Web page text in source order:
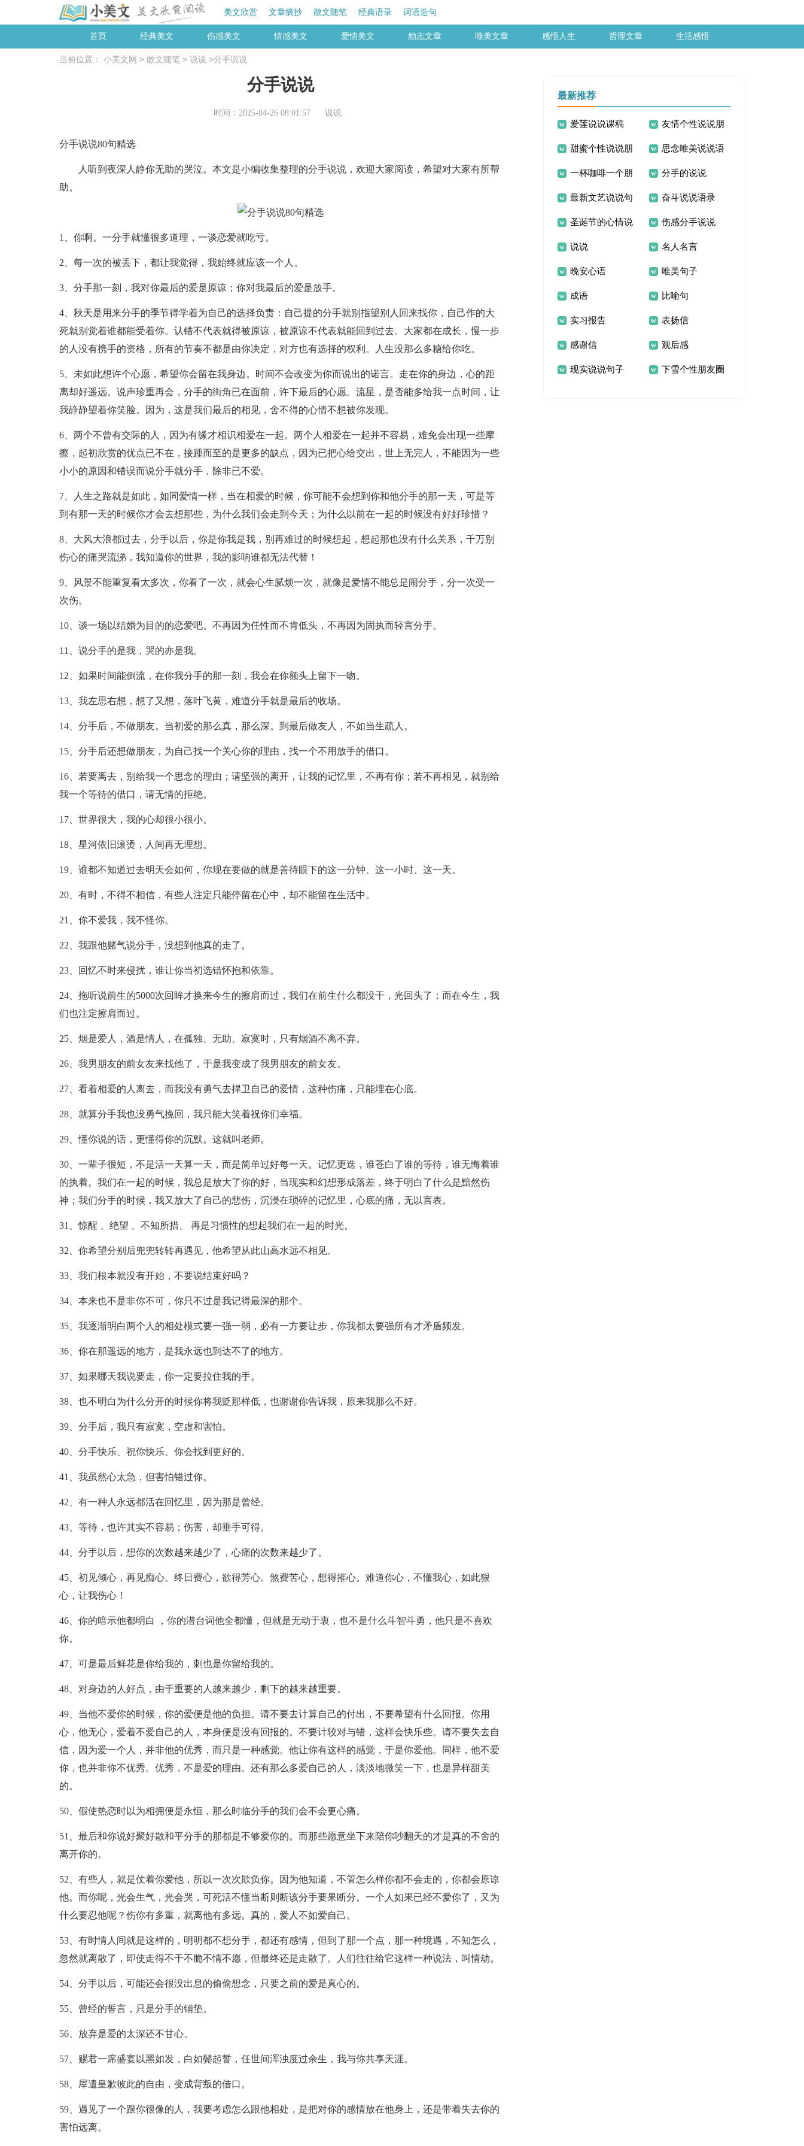
美文欣赏 文章摘抄 散文随笔 经典语录 词语造句
首页 经典美文 伤感美文 情感美文 爱情美文 励志文章 唯美文章 感悟人生 哲理文章 生活感悟
当前位置： 小美文网 > 散文随笔 > 说说 >分手说说
分手说说
时间：2025-04-26 08:01:57 说说
分手说说80句精选
人听到夜深人静你无助的哭泣。本文是小编收集整理的分手说说，欢迎大家阅读，希望对大家有所帮
助。
1、你啊。一分手就懂很多道理，一谈恋爱就吃亏。
2、每一次的被丢下，都让我觉得，我始终就应该一个人。
3、分手那一刻，我对你最后的爱是原谅；你对我最后的爱是放手。
4、秋天是用来分手的季节得学着为自己的选择负责：自己提的分手就别指望别人回来找你，自己作的大
死就别觉着谁都能受着你。认错不代表就得被原谅，被原谅不代表就能回到过去。大家都在成长，慢一步
的人没有携手的资格，所有的节奏不都是由你决定，对方也有选择的权利。人生没那么多糖给你吃。
5、未如此想许个心愿，希望你会留在我身边。时间不会改变为你而说出的诺言。走在你的身边，心的距
离却好遥远。说声珍重再会，分手的街角已在面前，许下最后的心愿。流星，是否能多给我一点时间，让
我静静望着你笑脸。因为，这是我们最后的相见，舍不得的心情不想被你发现。
6、两个不曾有交际的人，因为有缘才相识相爱在一起。两个人相爱在一起并不容易，难免会出现一些摩
擦，起初欣赏的优点已不在，接踵而至的是更多的缺点，因为已把心给交出，世上无完人，不能因为一些
小小的原因和错误而说分手就分手，除非已不爱。
7、人生之路就是如此，如同爱情一样，当在相爱的时候，你可能不会想到你和他分手的那一天，可是等
到有那一天的时候你才会去想那些，为什么我们会走到今天；为什么以前在一起的时候没有好好珍惜？
8、大风大浪都过去，分手以后，你是你我是我，别再难过的时候想起，想起那也没有什么关系，千万别
伤心的痛哭流涕，我知道你的世界，我的影响谁都无法代替！
9、风景不能重复看太多次，你看了一次，就会心生腻烦一次，就像是爱情不能总是闹分手，分一次受一
次伤。
10、谈一场以结婚为目的的恋爱吧。不再因为任性而不肯低头，不再因为固执而轻言分手。
11、说分手的是我，哭的亦是我。
12、如果时间能倒流，在你我分手的那一刻，我会在你额头上留下一吻。
13、我左思右想，想了又想，落叶飞黄，难道分手就是最后的收场。
14、分手后，不做朋友。当初爱的那么真，那么深。到最后做友人，不如当生疏人。
15、分手后还想做朋友，为自己找一个关心你的理由，找一个不用放手的借口。
16、若要离去，别给我一个思念的理由；请坚强的离开，让我的记忆里，不再有你；若不再相见，就别给
我一个等待的借口，请无情的拒绝。
17、世界很大，我的心却很小很小。
18、星河依旧滚烫，人间再无理想。
19、谁都不知道过去明天会如何，你现在要做的就是善待眼下的这一分钟、这一小时、这一天。
20、有时，不得不相信，有些人注定只能停留在心中，却不能留在生活中。
21、你不爱我，我不怪你。
22、我跟他赌气说分手，没想到他真的走了。
23、回忆不时来侵扰，谁让你当初选错怀抱和依靠。
24、拖听说前生的5000次回眸才换来今生的擦肩而过，我们在前生什么都没干，光回头了；而在今生，我
们也注定擦肩而过。
25、烟是爱人，酒是情人，在孤独、无助、寂寞时，只有烟酒不离不弃。
26、我男朋友的前女友来找他了，于是我变成了我男朋友的前女友。
27、看着相爱的人离去，而我没有勇气去捍卫自己的爱情，这种伤痛，只能埋在心底。
28、就算分手我也没勇气挽回，我只能大笑着祝你们幸福。
29、懂你说的话，更懂得你的沉默。这就叫老师。
30、一辈子很短，不是活一天算一天，而是简单过好每一天。记忆更迭，谁苍白了谁的等待，谁无悔着谁
的执着。我们在一起的时候，我总是放大了你的好，当现实和幻想形成落差，终于明白了什么是黯然伤
神；我们分手的时候，我又放大了自己的悲伤，沉浸在琐碎的记忆里，心底的痛，无以言表。
31、惊醒 、绝望 、不知所措、 再是习惯性的想起我们在一起的时光。
32、你希望分别后兜兜转转再遇见，他希望从此山高水远不相见。
33、我们根本就没有开始，不要说结束好吗？
34、本来也不是非你不可，你只不过是我记得最深的那个。
35、我逐渐明白两个人的相处模式要一强一弱，必有一方要让步，你我都太要强所有才矛盾频发。
36、你在那遥远的地方，是我永远也到达不了的地方。
37、如果哪天我说要走，你一定要拉住我的手。
38、也不明白为什么分开的时候你将我贬那样低，也谢谢你告诉我，原来我那么不好。
39、分手后，我只有寂寞，空虚和害怕。
40、分手快乐、祝你快乐、你会找到更好的。
41、我虽然心太急，但害怕错过你。
42、有一种人永远都活在回忆里，因为那是曾经。
43、等待，也许其实不容易；伤害，却垂手可得。
44、分手以后，想你的次数越来越少了，心痛的次数来越少了。
45、初见倾心，再见痴心。终日费心，欲得芳心。煞费苦心，想得摧心。难道你心，不懂我心，如此狠
心，让我伤心！
46、你的暗示他都明白 ，你的潜台词他全都懂，但就是无动于衷，也不是什么斗智斗勇，他只是不喜欢
你。
47、可是最后鲜花是你给我的，刺也是你留给我的。
48、对身边的人好点，由于重要的人越来越少，剩下的越来越重要。
49、当他不爱你的时候，你的爱便是他的负担。请不要去计算自己的付出，不要希望有什么回报。你用
心，他无心，爱着不爱自己的人，本身便是没有回报的。不要计较对与错，这样会快乐些。请不要失去自
信，因为爱一个人，并非他的优秀，而只是一种感觉。他让你有这样的感觉，于是你爱他。同样，他不爱
你，也并非你不优秀。优秀，不是爱的理由。还有那么多爱自己的人，淡淡地微笑一下，也是异样甜美
的。
50、假使热恋时以为相拥便是永恒，那么时临分手的我们会不会更心痛。
51、最后和你说好聚好散和平分手的那都是不够爱你的。而那些愿意坐下来陪你吵翻天的才是真的不舍的
离开你的。
52、有些人，就是仗着你爱他，所以一次次欺负你。因为他知道，不管怎么样你都不会走的，你都会原谅
他。而你呢，光会生气，光会哭，可死活不懂当断则断该分手要果断分。一个人如果已经不爱你了，又为
什么要忍他呢？伤你有多重，就离他有多远。真的，爱人不如爱自己。
53、有时情人间就是这样的，明明都不想分手，都还有感情，但到了那一个点，那一种境遇，不知怎么，
忽然就离散了，即使走得不干不脆不情不愿，但最终还是走散了。人们往往给它这样一种说法，叫情劫。
54、分手以后，可能还会很没出息的偷偷想念，只要之前的爱是真心的。
55、曾经的誓言，只是分手的铺垫。
56、放弃是爱的太深还不甘心。
57、赐君一席盛宴以黑如发，白如鬓起誓，任世间浑浊度过余生，我与你共享天涯。
58、屖遣皇歉彼此的自由，变成背叛的借口。
59、遇见了一个跟你很像的人，我要考虑怎么跟他相处，是把对你的感情放在他身上，还是带着失去你的
害怕远离。
最新推荐
爱莲说说课稿 友情个性说说朋
友圈
甜蜜个性说说朋
友圈
思念唯美说说语
录
一杯咖啡一个朋
友一下午的说说
分手的说说
最新文艺说说句
子
奋斗说说语录
圣诞节的心情说
说
伤感分手说说
说说 名人名言
晚安心语 唯美句子
成语 比喻句
实习报告 表扬信
感谢信 观后感
现实说说句子 下雪个性朋友圈